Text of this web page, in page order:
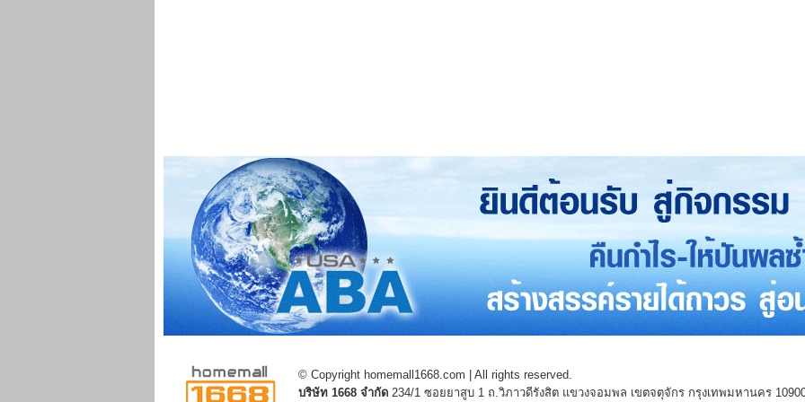
© Copyright homemall1668.com | All rights reserved.
บริษัท 1668 จำกัด234/1 ซอยยาสูบ 1 ถ.วิภาวดีรังสิต แขวงจอมพล เขตจตุจักร กรุงเทพมหานคร